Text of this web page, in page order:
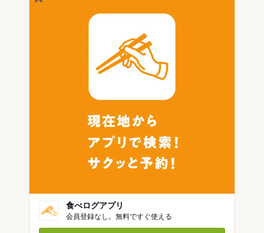
食べログアプリ
会員登録なし。無料ですぐ使える